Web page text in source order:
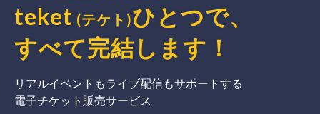
teket (テケト)ひとつで、
すべて完結 します ！
リアルイベントもライブ配信もサポートする
電子チケット販売サービス